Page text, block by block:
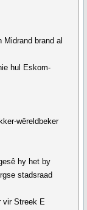
Midrand brand al
hul Eskom-
wêreldbeker
hy het by
stadsraad
vir Streek E